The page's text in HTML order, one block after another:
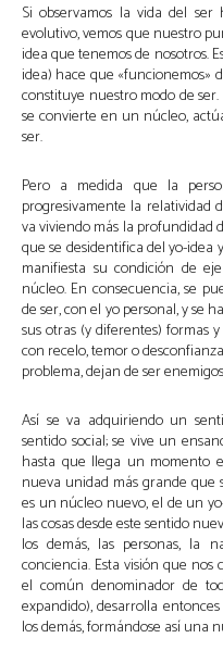
Si observamos la vida del
evolutivo, vemos que nuestro
idea que tenemos de nosotros.
idea) hace que «funcionemos»
constituye nuestro modo de
se convierte en un núcleo,
ser.
Pero a medida que la
progresivamente la relatividad
va viviendo más la profundidad
que se desidentifica del yo-idea
manifiesta su condición de
núcleo. En consecuencia, se
de ser, con el yo personal, y se
sus otras (y diferentes) formas
con recelo, temor o
problema, dejan de ser
Así se va adquiriendo un
sentido social; se vive un
hasta que llega un momento
nueva unidad más grande
es un núcleo nuevo, el de un
las cosas desde este sentido
los demás, las personas, la
conciencia. Esta visión que
el común denominador de
expandido), desarrolla
los demás, formándose así una